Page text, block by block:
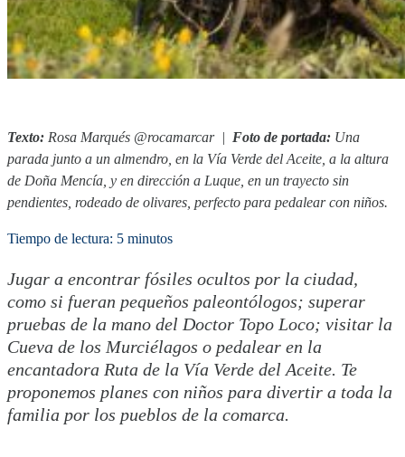
Texto: Rosa Marqués @rocamarcar | Foto de portada: Una
parada junto a un almendro, en la Vía Verde del Aceite, a la altura
de Doña Mencía, y en dirección a Luque, en un trayecto sin
pendientes, rodeado de olivares, perfecto para pedalear con niños.
Tiempo de lectura: 5 minutos
Jugar a encontrar fósiles ocultos por la ciudad,
como si fueran pequeños paleontólogos; superar
pruebas de la mano del Doctor Topo Loco; visitar la
Cueva de los Murciélagos o pedalear en la
encantadora Ruta de la Vía Verde del Aceite. Te
proponemos planes con niños para divertir a toda la
familia por los pueblos de la comarca.